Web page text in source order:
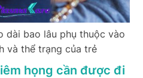
dài bao lâu phụ thuộc vào
và thể trạng của trẻ
họng cần được đi